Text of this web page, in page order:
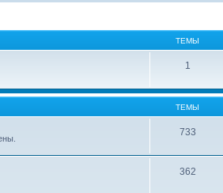
ТЕМЫ
1
ТЕМЫ
733
362